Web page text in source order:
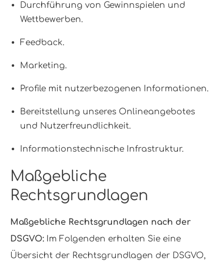
Durchführung von Gewinnspielen und
Wettbewerben.
Feedback.
Marketing.
Profile mit nutzerbezogenen Informationen.
Bereitstellung unseres Onlineangebotes
und Nutzerfreundlichkeit.
Informationstechnische Infrastruktur.
Maßgebliche
Rechtsgrundlagen
Maßgebliche Rechtsgrundlagen nach der
DSGVO: Im Folgenden erhalten Sie eine
Übersicht der Rechtsgrundlagen der DSGVO,